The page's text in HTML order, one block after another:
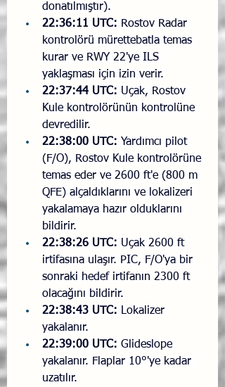
donatılmıştır).
22:36:11 UTC: Rostov Radar
kontrolörü mürettebatla temas
kurar ve RWY 22'ye ILS
yaklaşması için izin verir.
22:37:44 UTC: Uçak, Rostov
Kule kontrolörünün kontrolüne
devredilir.
22:38:00 UTC: Yardımcı pilot
(F/O), Rostov Kule kontrolörüne
temas eder ve 2600 ft'e (800 m
QFE) alçaldıklarını ve lokalizeri
yakalamaya hazır olduklarını
bildirir.
22:38:26 UTC: Uçak 2600 ft
irtifasına ulaşır. PIC, F/O'ya bir
sonraki hedef irtifanın 2300 ft
olacağını bildirir.
22:38:43 UTC: Lokalizer
yakalanır.
22:39:00 UTC: Glideslope
yakalanır. Flaplar 10°'ye kadar
uzatılır.